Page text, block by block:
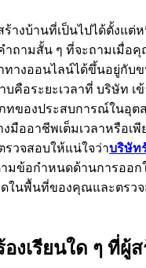
างบ้านที่เป็นไปได้ตั้งแต่
ำถามสั้น ๆ ที่จะถามเมื่อ
ทางออนไลน์ได้ขึ้นอยู่กับ
คือระยะเวลาที่ บริษัท เ
ทของประสบการณ์ในอุ
มืออาชีพเต็มเวลาหรือเพี
รวจสอบให้แน่ใจว่าบริษัท
มข้อกำหนดด้านการออก
ดในพื้นที่ของคุณและตรว
องเรียนใด ๆ ที่ผู้